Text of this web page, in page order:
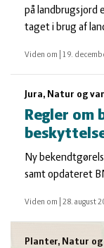
på landbrugsjord
taget i brug af
Viden om 19.
Jura, Natur og
Regler om
Ny
samt opdateret
Viden om 28. august
Planter, Natur